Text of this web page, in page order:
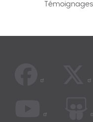
Témoignages